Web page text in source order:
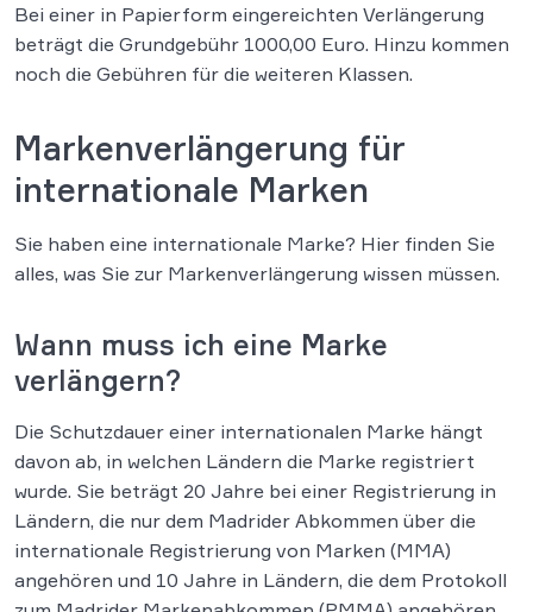
Bei einer in Papierform eingereichten Verlängerung
beträgt die Grundgebühr 1000,00 Euro. Hinzu kommen
noch die Gebühren für die weiteren Klassen.
Markenverlängerung für
internationale Marken
Sie haben eine internationale Marke? Hier finden Sie
alles, was Sie zur Markenverlängerung wissen müssen.
Wann muss ich eine Marke
verlängern?
Die Schutzdauer einer internationalen Marke hängt
davon ab, in welchen Ländern die Marke registriert
wurde. Sie beträgt 20 Jahre bei einer Registrierung in
Ländern, die nur dem Madrider Abkommen über die
internationale Registrierung von Marken (MMA)
angehören und 10 Jahre in Ländern, die dem Protokoll